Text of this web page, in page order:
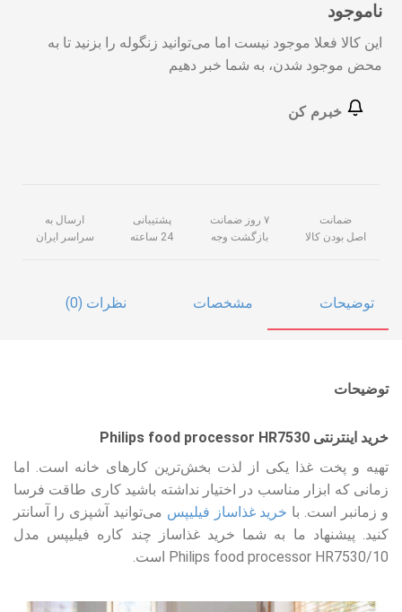
ناموجود
این کالا فعلا موجود نیست اما می‌توانید زنگوله را بزنید تا به
محض موجود شدن، به شما خبر دهیم
ضمانت
اصل بودن کالا
۷ روز ضمانت
بازگشت وجه
پشتیبانی
24 ساعته
ارسال به
سراسر ایران
توضیحات مشخصات نظرات (0)
توضیحات
خرید اینترنتی Philips food processor HR7530
تهیه و پخت غذا یکی از لذت بخش‌ترین کارهای خانه است. اما
زمانی که ابزار مناسب در اختیار نداشته باشید کاری طاقت فرسا
و زمانبر است. با خرید غذاساز فیلیپس می‌توانید آشپزی را آسانتر
کنید. پیشنهاد ما به شما خرید غذاساز چند کاره فیلیپس مدل
10/Philips food processor HR7530 است.